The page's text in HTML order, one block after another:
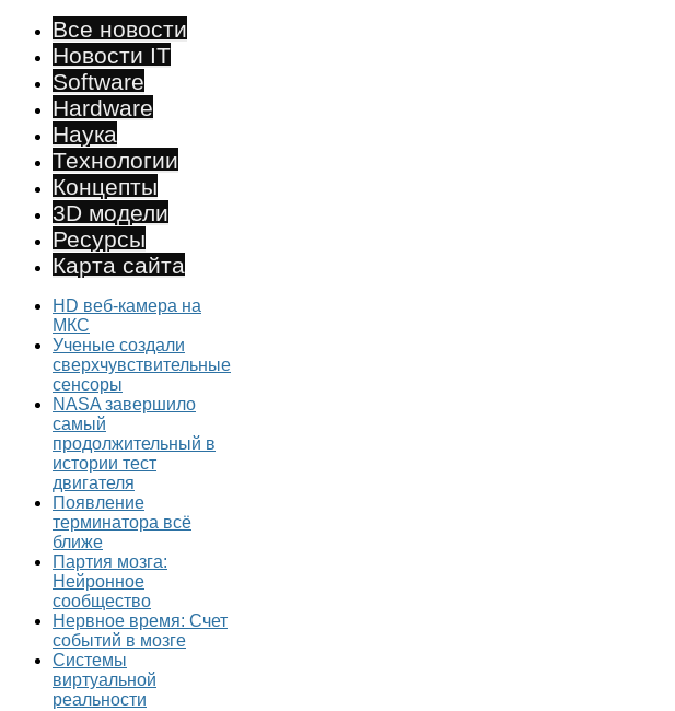
Все новости
Новости IT
Software
Hardware
Наука
Технологии
Концепты
3D модели
Ресурсы
Карта сайта
HD веб-камера на
МКС
Ученые создали
сверхчувствительные
сенсоры
NASA завершило
самый
продолжительный в
истории тест
двигателя
Появление
терминатора всё
ближе
Партия мозга:
Нейронное
сообщество
Нервное время: Счет
событий в мозге
Системы
виртуальной
реальности